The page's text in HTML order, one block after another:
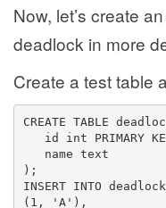
Now, let’s create
deadlock in more
Create a test table
CREATE TABLE
id int PRIMARY
name text
);
INSERT INTO
(1, 'A'),